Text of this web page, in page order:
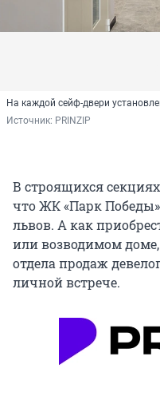
На каждой сейф-двери
Источник: PRINZIP
В строящихся
что ЖК «Парк
львов. А как
или возводимом
отдела продаж
личной встрече.